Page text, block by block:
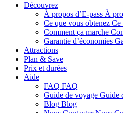
Découvrez
À propos d’E-pass À
Ce que vous obtenez Ce
Comment ça marche
Garantie d’économies
Attractions
Plan & Save
Prix et durées
Aide
FAQ FAQ
Guide de voyage Guide
Blog Blog